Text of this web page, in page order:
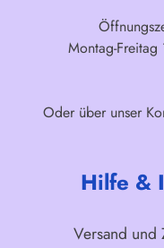
Montag-Freitag
Oder über unser
Hilfe &
Versand und